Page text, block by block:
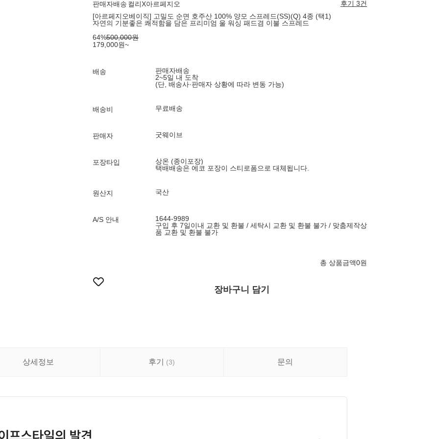
판매자배송 컬리X아르페지오
후기 3건
[아르페지오베이직] 고밀도 순면 호주산 100% 양모 스프레드(SS)(Q) 4종 (택1)
자연의 기분좋은 쾌적함을 담은 프리미엄 울 워싱 패드겸 이불 스프레드
64%500,000원
179,000원~
배송
판매자배송
2~5일 내 도착
(단, 배송사·판매자 상황에 따라 변동 가능)
배송비 무료배송
판매자 굿웨이브
포장타입
상온 (종이포장)
택배배송은 에코 포장이 스티로폼으로 대체됩니다.
원산지 국산
A/S 안내
1644-9989
구입 후 7일이내 교환 및 환불 / 세탁시 교환 및 환불 불가 / 맞춤제작상
품 교환 및 환불 불가
총 상품금액0원
장바구니 담기
상세정보 후기 (3) 문의